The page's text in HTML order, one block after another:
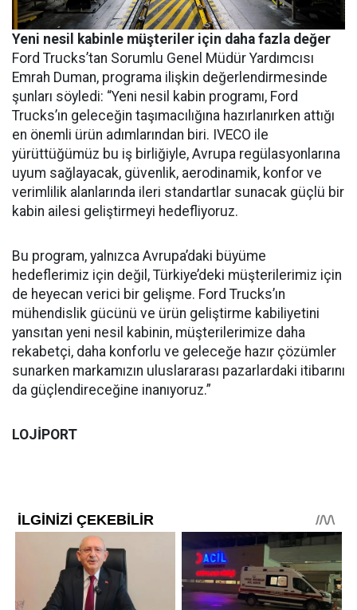
Yeni nesil kabinle müşteriler için daha fazla değer
Ford Trucks’tan Sorumlu Genel Müdür Yardımcısı
Emrah Duman, programa ilişkin değerlendirmesinde
şunları söyledi: “Yeni nesil kabin programı, Ford
Trucks’ın geleceğin taşımacılığına hazırlanırken attığı
en önemli ürün adımlarından biri. IVECO ile
yürüttüğümüz bu iş birliğiyle, Avrupa regülasyonlarına
uyum sağlayacak, güvenlik, aerodinamik, konfor ve
verimlilik alanlarında ileri standartlar sunacak güçlü bir
kabin ailesi geliştirmeyi hedefliyoruz.
Bu program, yalnızca Avrupa’daki büyüme
hedeflerimiz için değil, Türkiye’deki müşterilerimiz için
de heyecan verici bir gelişme. Ford Trucks’ın
mühendislik gücünü ve ürün geliştirme kabiliyetini
yansıtan yeni nesil kabinin, müşterilerimize daha
rekabetçi, daha konforlu ve geleceğe hazır çözümler
sunarken markamızın uluslararası pazarlardaki itibarını
da güçlendireceğine inanıyoruz.”
LOJİPORT